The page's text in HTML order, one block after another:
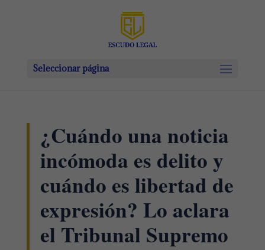
Seleccionar página
¿Cuándo una noticia
incómoda es delito y
cuándo es libertad de
expresión? Lo aclara
el Tribunal Supremo